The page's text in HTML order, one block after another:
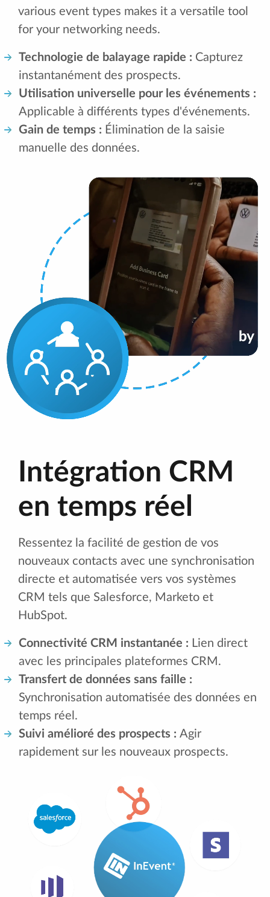
various event types makes it a versatile tool
for your networking needs.
Technologie de balayage rapide : Capturez
instantanément des prospects.
Utilisation universelle pour les événements :
Applicable à différents types d'événements.
Gain de temps : Élimination de la saisie
manuelle des données.
Intégration CRM
en temps réel
Ressentez la facilité de gestion de vos
nouveaux contacts avec une synchronisation
directe et automatisée vers vos systèmes
CRM tels que Salesforce, Marketo et
HubSpot.
Connectivité CRM instantanée : Lien direct
avec les principales plateformes CRM.
Transfert de données sans faille :
Synchronisation automatisée des données en
temps réel.
Suivi amélioré des prospects : Agir
rapidement sur les nouveaux prospects.